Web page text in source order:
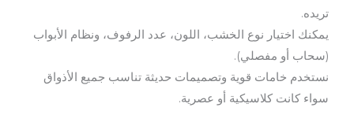
تريده.
يمكنك اختيار نوع الخشب، اللون، عدد الرفوف، ونظام الأبواب
(سحاب أو مفصلي).
نستخدم خامات قوية وتصميمات حديثة تناسب جميع الأذواق
سواء كانت كلاسيكية أو عصرية.